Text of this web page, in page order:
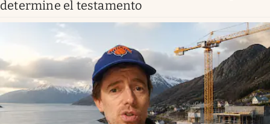
determine el testamento